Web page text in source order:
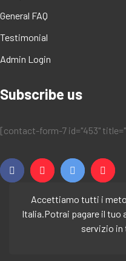
General FAQ
Testimonial
Admin Login
Subscribe us
[contact-form-7 id="453"
Accettiamo tutti i
Italia.Potrai pagare il tuo
servizio